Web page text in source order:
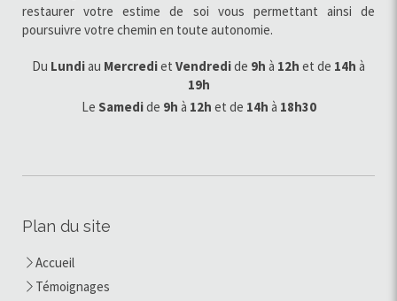
restaurer votre estime de soi vous permettant ainsi de
poursuivre votre chemin en toute autonomie.
Du Lundiau Mercrediet Vendredide 9h à 12h et de 14h à
19h
Le Samedide 9h à 12h et de 14h à 18h30
Plan du site
Accueil
Témoignages